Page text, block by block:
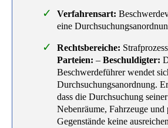
Verfahrensart:
eine
Rechtsbereiche:
Parteien: – Beschuldigter:
Beschwerdeführer wendet
Durchsuchungsanordnung.
dass die Durchsuchung
Nebenräume, Fahrzeuge und
Gegenstände keine